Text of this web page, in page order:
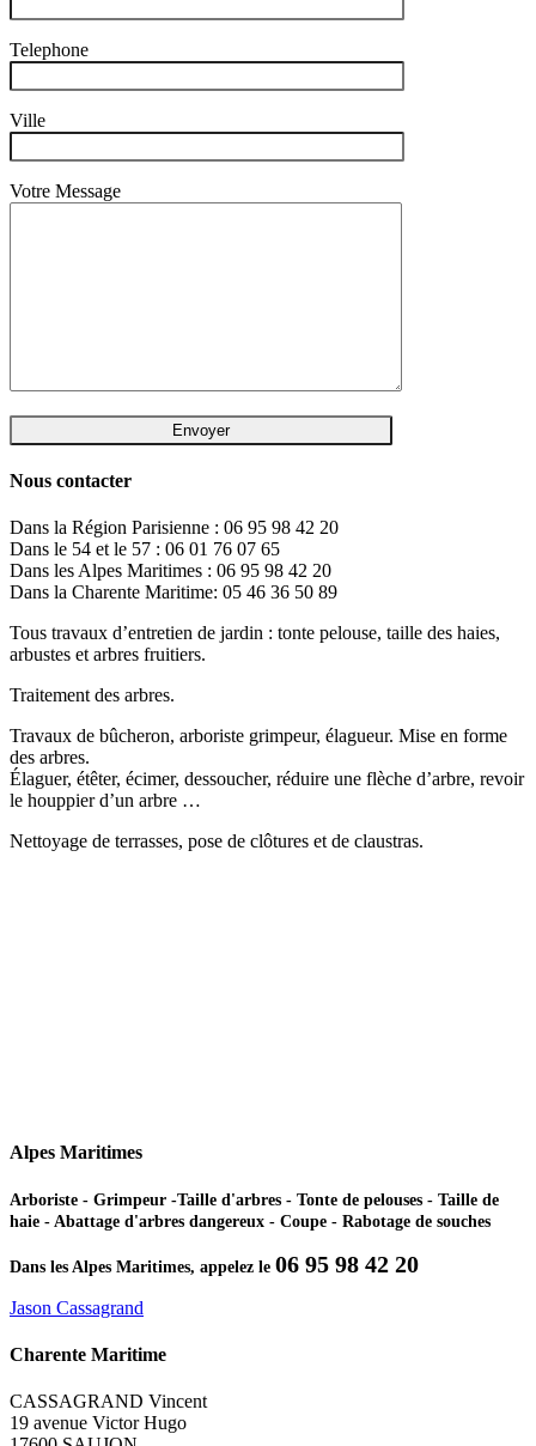
Telephone
Ville
Votre Message
Nous contacter
Dans la Région Parisienne : 06 95 98 42 20
Dans le 54 et le 57 : 06 01 76 07 65
Dans les Alpes Maritimes : 06 95 98 42 20
Dans la Charente Maritime: 05 46 36 50 89
Tous travaux d’entretien de jardin : tonte pelouse, taille des haies,
arbustes et arbres fruitiers.
Traitement des arbres.
Travaux de bûcheron, arboriste grimpeur, élagueur. Mise en forme
des arbres.
Élaguer, étêter, écimer, dessoucher, réduire une flèche d’arbre, revoir
le houppier d’un arbre …
Nettoyage de terrasses, pose de clôtures et de claustras.
Alpes Maritimes
Arboriste - Grimpeur -Taille d'arbres - Tonte de pelouses - Taille de
haie - Abattage d'arbres dangereux - Coupe - Rabotage de souches
Dans les Alpes Maritimes, appelez le 06 95 98 42 20
Jason Cassagrand
Charente Maritime
CASSAGRAND Vincent
19 avenue Victor Hugo